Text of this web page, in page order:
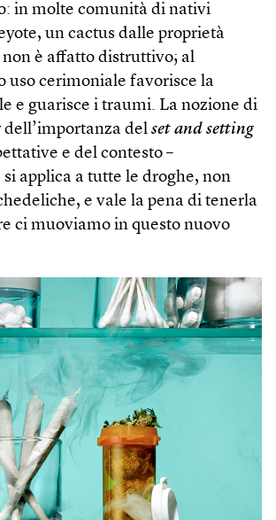
in molte comunità di nativi
un cactus dalle proprietà
è affatto distruttivo; al
uso cerimoniale favorisce la
e guarisce i traumi. La nozione di
del set and setting
e del contesto –
applica a tutte le droghe, non
e vale la pena di tenerla
ci muoviamo in questo nuovo